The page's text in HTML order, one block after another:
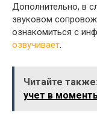
Дополнительно, в
звуковом
ознакомиться с
озвучивает.
Читайте также:
учет в